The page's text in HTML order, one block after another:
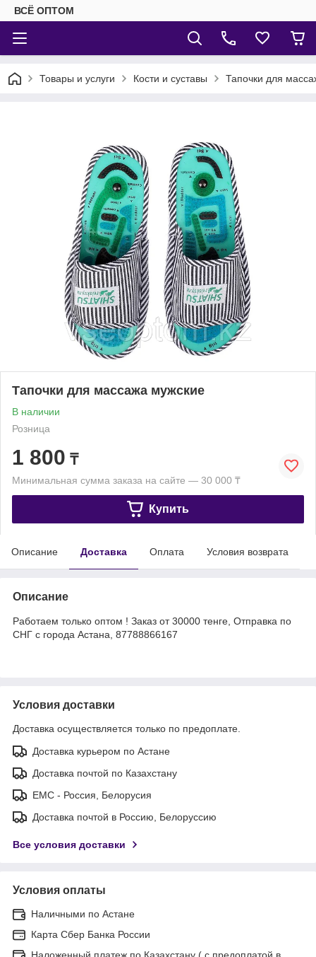
ВСЁ ОПТОМ
Товары и услуги Кости и суставы Тапочки для
Тапочки для массажа мужские
В наличии
Розница
1 800 ₸
Минимальная сумма заказа на сайте — 30 000 ₸
Купить
Описание Доставка Оплата Условия возврата
Описание
Работаем только оптом ! Заказ от 30000 тенге, Отправка по
СНГ с города Астана, 87788866167
Условия доставки
Доставка осуществляется только по предоплате.
Доставка курьером по Астане
Доставка почтой по Казахстану
ЕМС - Россия, Белорусия
Доставка почтой в Россию, Белоруссию
Все условия доставки
Условия оплаты
Наличными по Астане
Карта Сбер Банка России
Наложенный платеж по Казахстану ( с предоплатой в